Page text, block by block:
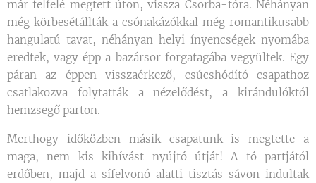
már felfelé megtett úton, vissza Csorba-tóra. Néhányan
még körbesétállták a csónakázókkal még romantikusabb
hangulatú tavat, néhányan helyi ínyencségek nyomába
eredtek, vagy épp a bazársor forgatagába vegyültek. Egy
páran az éppen visszaérkező, csúcshódító csapathoz
csatlakozva folytatták a nézelődést, a kirándulóktól
hemzsegő parton.
Merthogy időközben másik csapatunk is megtette a
maga, nem kis kihívást nyújtó útját! A tó partjától
erdőben, majd a sífelvonó alatti tisztás sávon indultak